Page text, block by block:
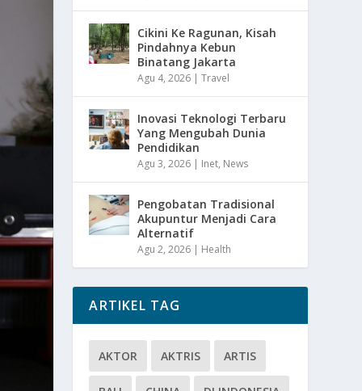
Cikini Ke Ragunan, Kisah
Pindahnya Kebun
Binatang Jakarta
Agu 4, 2026 |Travel
Inovasi Teknologi Terbaru
Yang Mengubah Dunia
Pendidikan
Agu 3, 2026 | Inet, News
Pengobatan Tradisional
Akupuntur Menjadi Cara
Alternatif
Agu 2, 2026 | Health
ARTIKEL TAG
AKTOR AKTRIS ARTIS